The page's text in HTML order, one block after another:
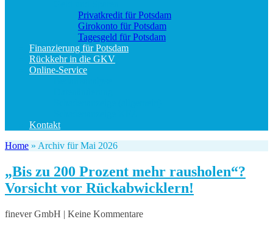
Privatkredit für Potsdam
Girokonto für Potsdam
Tagesgeld für Potsdam
Finanzierung für Potsdam
Rückkehr in die GKV
Online-Service
Kontakt
Home » Archiv für Mai 2026
„Bis zu 200 Prozent mehr rausholen“?
Vorsicht vor Rückabwicklern!
finever GmbH | Keine Kommentare